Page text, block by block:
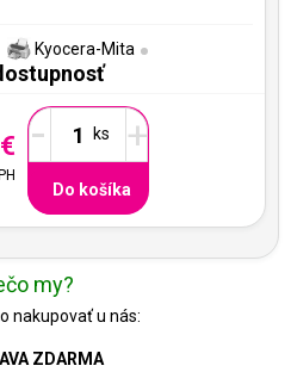
Kyocera-Mita
- +
Do košíka
my?
nakupovať u nás:
ZDARMA